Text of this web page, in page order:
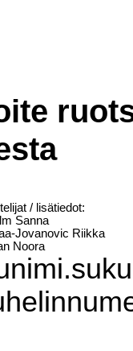
/ lisätiedot:
Sanna
Jovanovic Riikka
Noora